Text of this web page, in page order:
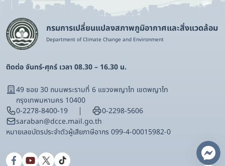
กรมการเปลี่ยนแปลงสภาพภูมิอากาศและสิ่งแวดล้อม
Department of Climate Change and Environment
ติดต่อ จันทร์-ศุกร์ เวลา 08.30 – 16.30 น.
49 ซอย 30 ถนนพระรามที่ 6 แขวงพญาไท เขตพญาไท
กรุงเทพมหานคร 10400
0-2278-8400-19
0-2298-5606
saraban@dcce.mail.go.th
หมายเลขบัตรประจําตัวผู้เสียภาษีอากร 099-4-00015982-0